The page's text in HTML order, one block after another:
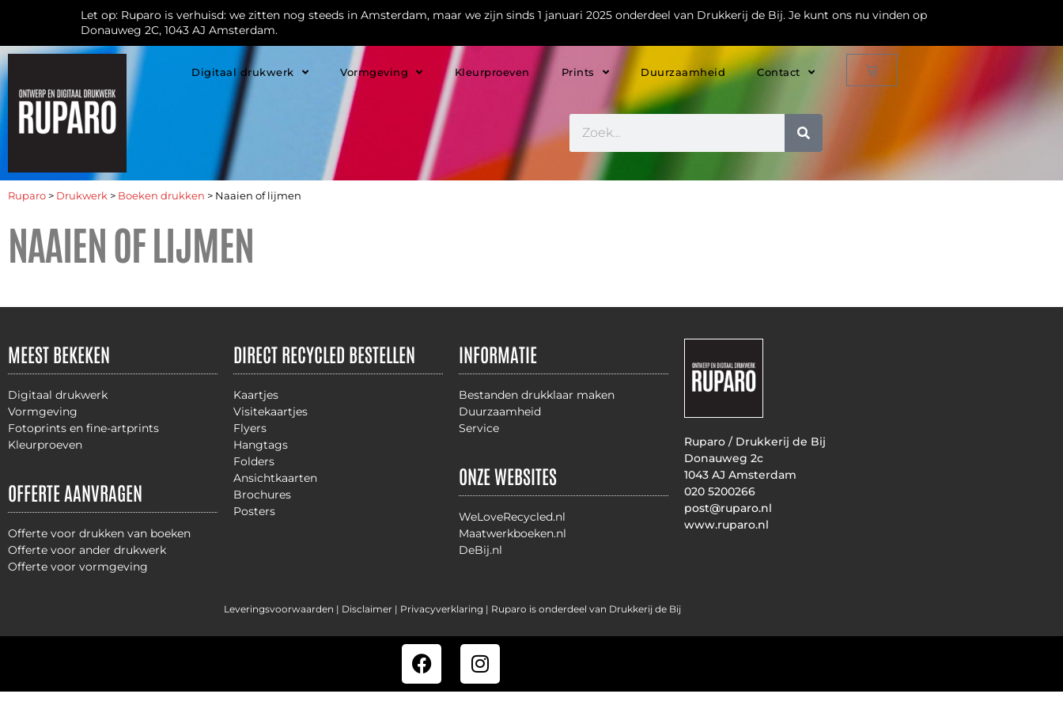
Let op: Ruparo is verhuisd: we zitten nog steeds in Amsterdam, maar we zijn sinds 1 januari 2025 onderdeel van Drukkerij de Bij. Je kunt ons nu vinden op
Donauweg 2C, 1043 AJ Amsterdam.
Digitaal drukwerk Vormgeving Kleurproeven Prints Duurzaamheid Contact
Ruparo > Drukwerk > Boeken drukken > Naaien of lijmen
NAAIEN OF LIJMEN
MEEST BEKEKEN
Digitaal drukwerk
Vormgeving
Fotoprints en fine-artprints
Kleurproeven
OFFERTE AANVRAGEN
Offerte voor drukken van boeken
Offerte voor ander drukwerk
Offerte voor vormgeving
DIRECT RECYCLED BESTELLEN
Kaartjes
Visitekaartjes
Flyers
Hangtags
Folders
Ansichtkaarten
Brochures
Posters
INFORMATIE
Bestanden drukklaar maken
Duurzaamheid
Service
ONZE WEBSITES
WeLoveRecycled.nl
Maatwerkboeken.nl
DeBij.nl
Ruparo / Drukkerij de Bij
Donauweg 2c
1043 AJ Amsterdam
020 5200266
post@ruparo.nl
www.ruparo.nl
Leveringsvoorwaarden | Disclaimer | Privacyverklaring | Ruparo is onderdeel van Drukkerij de Bij